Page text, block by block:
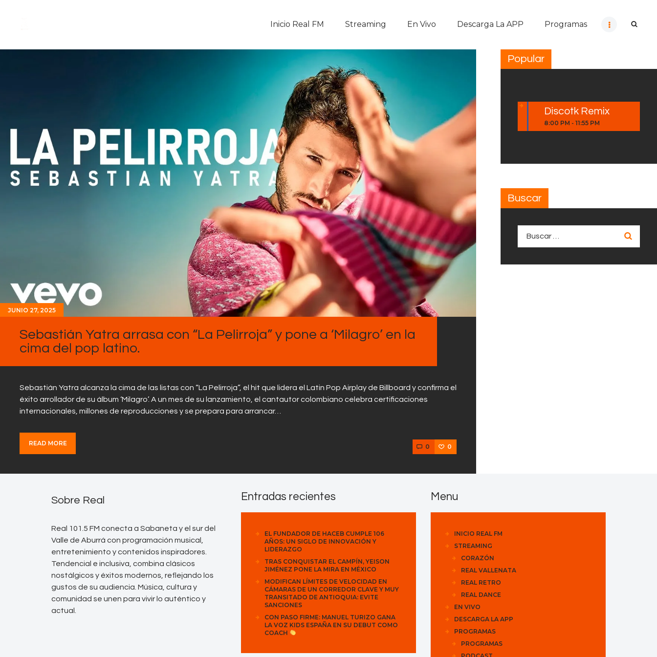
Inicio Real FM Streaming En Vivo Descarga La APP Programas
Descarga La APP
Programas
Noticias
Equipo
Sobre Nosotros
Contactos
JUNIO 27, 2025
Sebastián Yatra arrasa con “La Pelirroja” y pone a ‘Milagro’ en la
cima del pop latino.
Sebastián Yatra alcanza la cima de las listas con “La Pelirroja”, el hit que lidera el Latin Pop Airplay de Billboard y confirma el
éxito arrollador de su álbum ‘Milagro’. A un mes de su lanzamiento, el cantautor colombiano celebra certificaciones
internacionales, millones de reproducciones y se prepara para arrancar…
READ MORE 0 0
Popular
Discotk Remix
8:00 PM -11:55 PM
Buscar
Sobre Real
Real 101.5 FM conecta a Sabaneta y el sur del
Valle de Aburrá con programación musical,
entretenimiento y contenidos inspiradores.
Tendencial e inclusiva, combina clásicos
nostálgicos y éxitos modernos, reflejando los
gustos de su audiencia. Música, cultura y
comunidad se unen para vivir lo auténtico y
actual.
Entradas recientes
EL FUNDADOR DE HACEB CUMPLE 106
AÑOS: UN SIGLO DE INNOVACIÓN Y
LIDERAZGO
TRAS CONQUISTAR EL CAMPÍN, YEISON
JIMÉNEZ PONE LA MIRA EN MÉXICO
MODIFICAN LÍMITES DE VELOCIDAD EN
CÁMARAS DE UN CORREDOR CLAVE Y MUY
TRANSITADO DE ANTIOQUIA: EVITE
SANCIONES
CON PASO FIRME: MANUEL TURIZO GANA
LA VOZ KIDS ESPAÑA EN SU DEBUT COMO
COACH
Menu
INICIO REAL FM
STREAMING
CORAZÓN
REAL VALLENATA
REAL RETRO
REAL DANCE
EN VIVO
DESCARGA LA APP
PROGRAMAS
PROGRAMAS